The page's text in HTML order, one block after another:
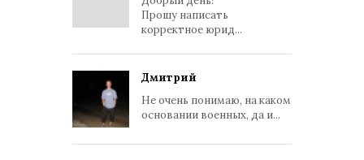
Прошу написать
корректное юрид...
Дмитрий
Не очень понимаю, на каком
основании военных, да и...